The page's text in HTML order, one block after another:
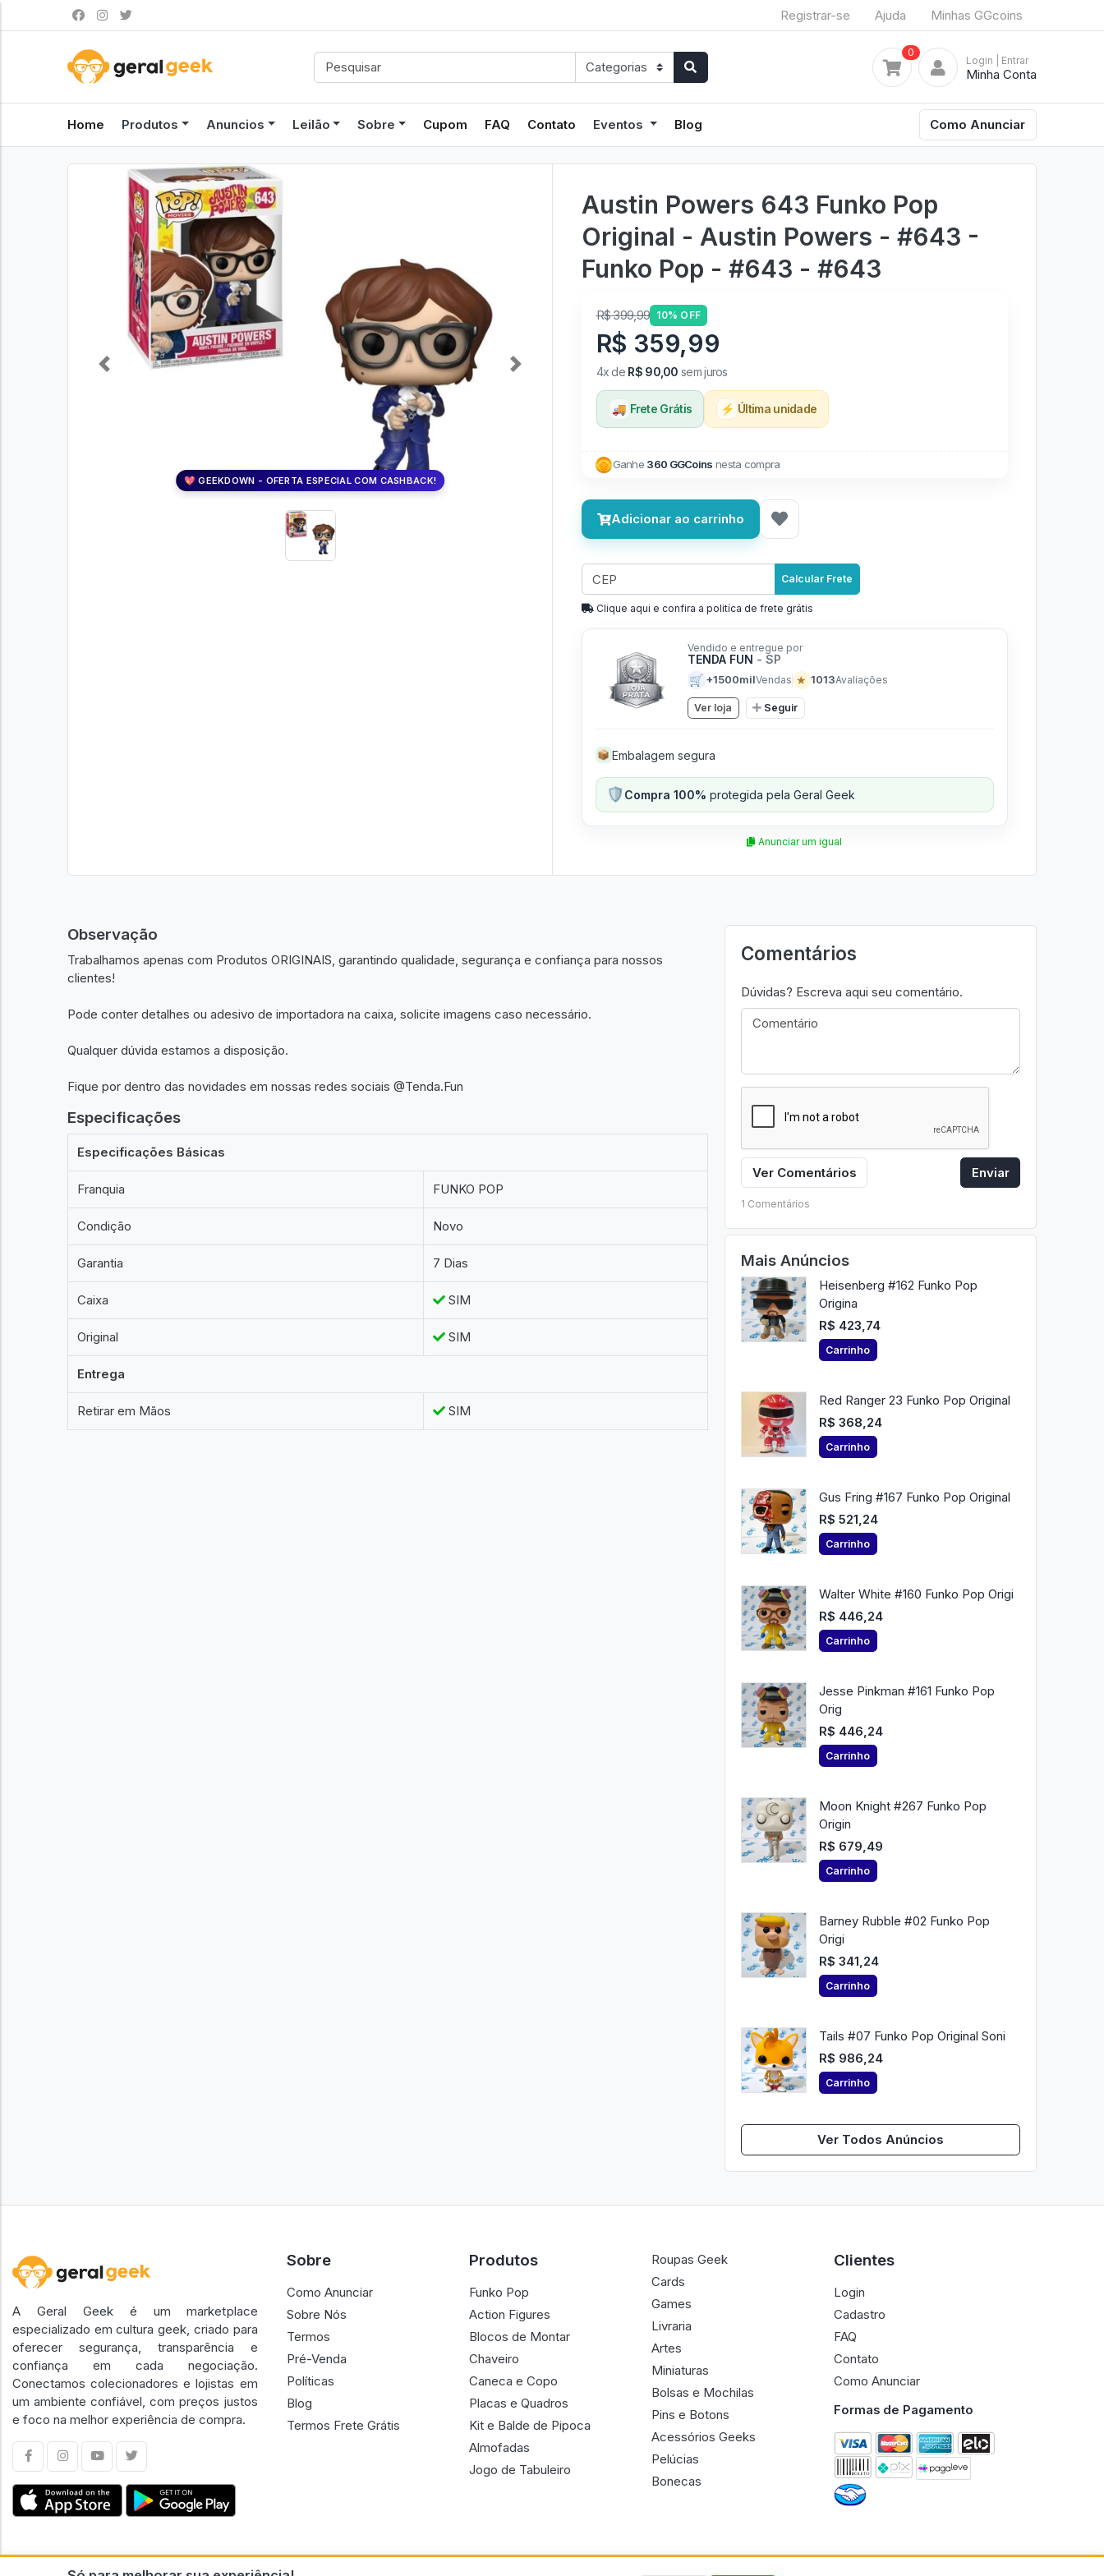
Registrar-se Ajuda Minhas GGcoins
0
Login | Entrar
Minha Conta
Home Produtos Anuncios Leilão Sobre Cupom FAQ Contato Eventos Blog Como Anunciar
💖 GEEKDOWN - OFERTA ESPECIAL COM CASHBACK!
Previous Next
Austin Powers 643 Funko Pop
Original - Austin Powers - #643 -
Funko Pop - #643 - #643
R$ 399,99 10% OFF
R$ 359,99
4x de R$ 90,00 sem juros
🚚 Frete Grátis ⚡ Última unidade
Ganhe 360 GGCoins nesta compra
Adicionar ao carrinho
Calcular Frete
Clique aqui e confira a politíca de frete grátis
Vendido e entregue por
TENDA FUN - SP
🛒 +1500milVendas ★ 1013Avaliações
Ver loja Seguir
📦 Embalagem segura
🛡️Compra 100% protegida pela Geral Geek
Anunciar um igual
Observação
Trabalhamos apenas com Produtos ORIGINAIS, garantindo qualidade, segurança e confiança para nossos
clientes!
Pode conter detalhes ou adesivo de importadora na caixa, solicite imagens caso necessário.
Qualquer dúvida estamos a disposição.
Fique por dentro das novidades em nossas redes sociais @Tenda.Fun
Especificações
Especificações Básicas
Franquia FUNKO POP
Condição Novo
Garantia 7 Dias
Caixa SIM
Original SIM
Entrega
Retirar em Mãos SIM
Comentários
Dúvidas? Escreva aqui seu comentário.
Ver Comentários Enviar
1 Comentários
Mais Anúncios
Heisenberg #162 Funko Pop
Origina
R$ 423,74
Carrinho
Red Ranger 23 Funko Pop Original
R$ 368,24
Carrinho
Gus Fring #167 Funko Pop Original
R$ 521,24
Carrinho
Walter White #160 Funko Pop Origi
R$ 446,24
Carrinho
Jesse Pinkman #161 Funko Pop
Orig
R$ 446,24
Carrinho
Moon Knight #267 Funko Pop
Origin
R$ 679,49
Carrinho
Barney Rubble #02 Funko Pop
Origi
R$ 341,24
Carrinho
Tails #07 Funko Pop Original Soni
R$ 986,24
Carrinho
Ver Todos Anúncios
A Geral Geek é um marketplace
especializado em cultura geek, criado para
oferecer segurança, transparência e
confiança em cada negociação.
Conectamos colecionadores e lojistas em
um ambiente confiável, com preços justos
e foco na melhor experiência de compra.
Sobre
Como Anunciar
Sobre Nós
Termos
Pré-Venda
Políticas
Blog
Termos Frete Grátis
Produtos
Funko Pop
Action Figures
Blocos de Montar
Chaveiro
Caneca e Copo
Placas e Quadros
Kit e Balde de Pipoca
Almofadas
Jogo de Tabuleiro
Roupas Geek
Cards
Games
Livraria
Artes
Miniaturas
Bolsas e Mochilas
Pins e Botons
Acessórios Geeks
Pelúcias
Bonecas
Clientes
Login
Cadastro
FAQ
Contato
Como Anunciar
Formas de Pagamento